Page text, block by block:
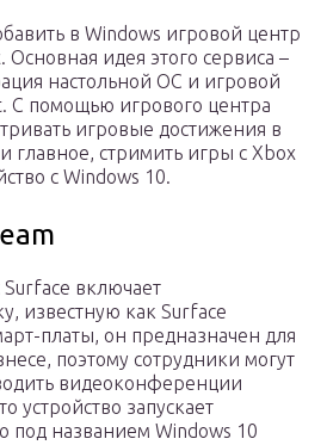
в Windows игровой центр
идея этого сервиса –
настольной ОС и игровой
C помощью игрового центра
игровые достижения в
главное, стримить игры с Xbox
с Windows 10.
включает
известную как Surface
платы, он предназначен для
поэтому сотрудники могут
видеоконференции
устройство запускает
под названием Windows 10